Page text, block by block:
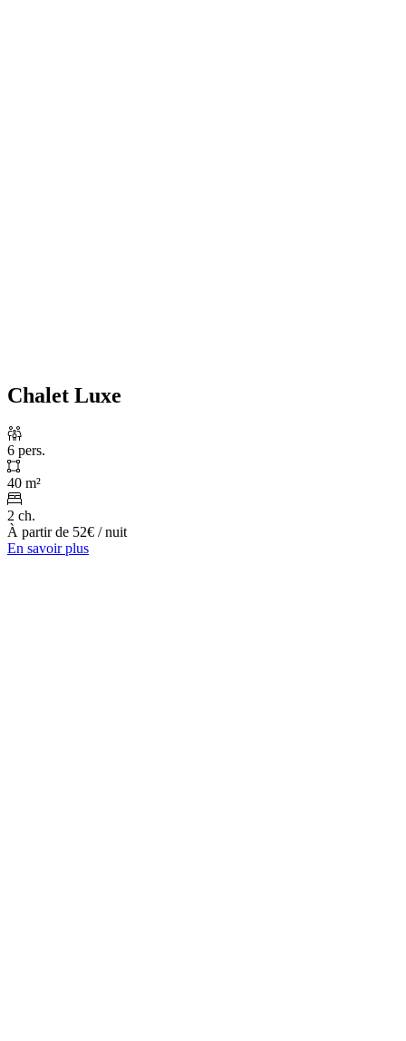
Chalet Luxe
6 pers.
40 m²
2 ch.
À partir de 52€ / nuit
En savoir plus